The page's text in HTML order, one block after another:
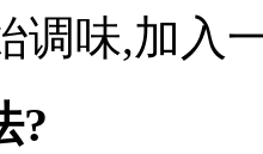
调味,加入
?